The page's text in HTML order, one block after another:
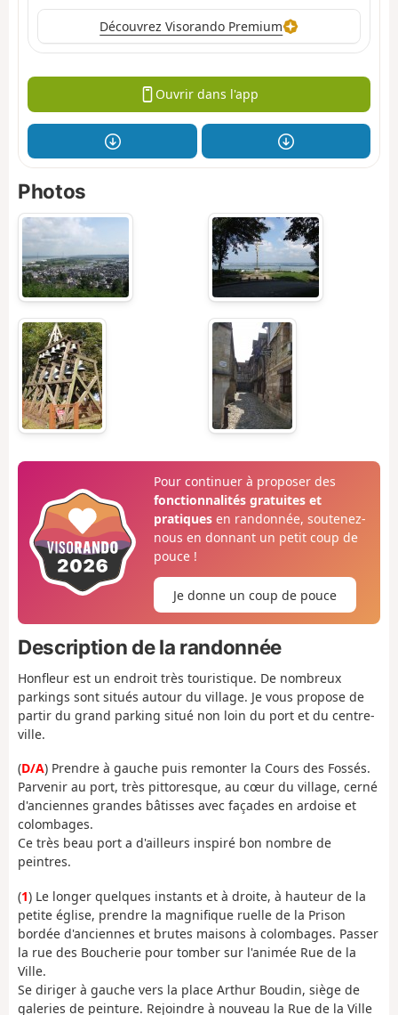
Découvrez Visorando Premium
Ouvrir dans l'app
Photos
Pour continuer à proposer des
fonctionnalités gratuites et
pratiquesen randonnée, soutenez-
nous en donnant un petit coup de
pouce !
Je donne un coup de pouce
Description de la randonnée
Honfleur est un endroit très touristique. De nombreux
parkings sont situés autour du village. Je vous propose de
partir du grand parking situé non loin du port et du centre-
ville.
(D/A) Prendre à gauche puis remonter la Cours des Fossés.
Parvenir au port, très pittoresque, au cœur du village, cerné
d'anciennes grandes bâtisses avec façades en ardoise et
colombages.
Ce très beau port a d'ailleurs inspiré bon nombre de
peintres.
(1) Le longer quelques instants et à droite, à hauteur de la
petite église, prendre la magnifique ruelle de la Prison
bordée d'anciennes et brutes maisons à colombages. Passer
la rue des Boucherie pour tomber sur l'animée Rue de la
Ville.
Se diriger à gauche vers la place Arthur Boudin, siège de
galeries de peinture. Rejoindre à nouveau la Rue de la Ville